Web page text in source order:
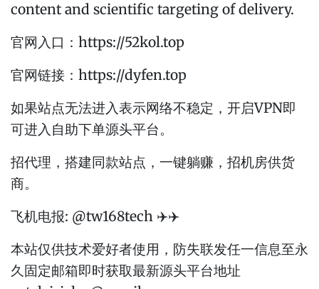
content and scientific targeting of delivery.
官网入口：https://52kol.top
官网链接：https://dyfen.top
如果站点无法进入表示网络不稳定，开启VPN即
可进入自助下单源头平台。
招代理，搭建同款站点，一键躺赚，招机房供货
商。
飞机电报: @tw168tech ✈️✈️
本站仅供技术爱好者使用，防失联发任一信息至永
久固定邮箱即时获取最新源头平台地址